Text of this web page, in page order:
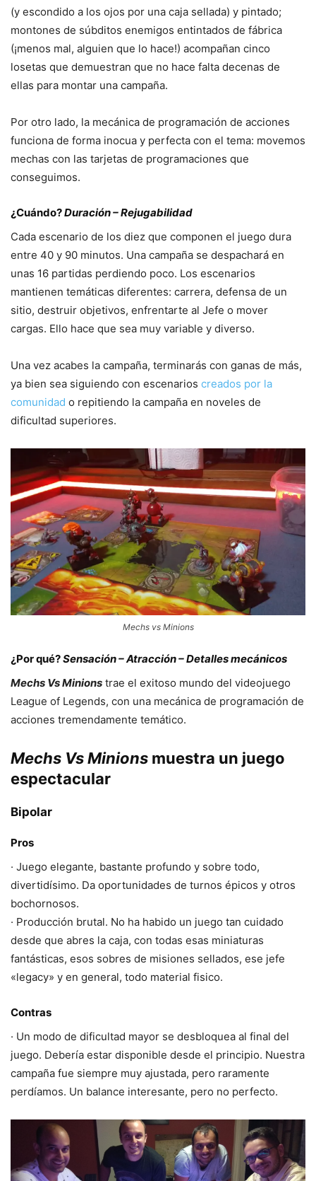
(y escondido a los ojos por una caja sellada) y pintado;
montones de súbditos enemigos entintados de fábrica
(¡menos mal, alguien que lo hace!) acompañan cinco
losetas que demuestran que no hace falta decenas de
ellas para montar una campaña.
Por otro lado, la mecánica de programación de acciones
funciona de forma inocua y perfecta con el tema: movemos
mechas con las tarjetas de programaciones que
conseguimos.
¿Cuándo?Duración – Rejugabilidad
Cada escenario de los diez que componen el juego dura
entre 40 y 90 minutos. Una campaña se despachará en
unas 16 partidas perdiendo poco. Los escenarios
mantienen temáticas diferentes: carrera, defensa de un
sitio, destruir objetivos, enfrentarte al Jefe o mover
cargas. Ello hace que sea muy variable y diverso.
Una vez acabes la campaña, terminarás con ganas de más,
ya bien sea siguiendo con escenarios creados por la
comunidad o repitiendo la campaña en noveles de
dificultad superiores.
Mechs vs Minions
¿Por qué?Sensación – Atracción – Detalles mecánicos
Mechs Vs Minions trae el exitoso mundo del videojuego
League of Legends, con una mecánica de programación de
acciones tremendamente temático.
Mechs Vs Minions muestra un juego
espectacular
Bipolar
Pros
· Juego elegante, bastante profundo y sobre todo,
divertidísimo. Da oportunidades de turnos épicos y otros
bochornosos.
· Producción brutal. No ha habido un juego tan cuidado
desde que abres la caja, con todas esas miniaturas
fantásticas, esos sobres de misiones sellados, ese jefe
«legacy» y en general, todo material fisico.
Contras
· Un modo de dificultad mayor se desbloquea al final del
juego. Debería estar disponible desde el principio. Nuestra
campaña fue siempre muy ajustada, pero raramente
perdíamos. Un balance interesante, pero no perfecto.